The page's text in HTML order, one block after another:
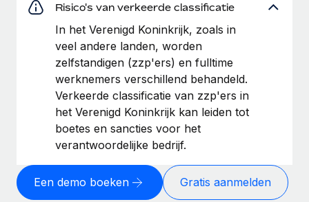
Risico's van verkeerde classificatie
In het Verenigd Koninkrijk, zoals in
veel andere landen, worden
zelfstandigen (zzp'ers) en fulltime
werknemers verschillend behandeld.
Verkeerde classificatie van zzp'ers in
het Verenigd Koninkrijk kan leiden tot
boetes en sancties voor het
verantwoordelijke bedrijf.
Een demo boeken Gratis aanmelden